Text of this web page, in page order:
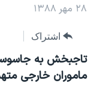
به
صفحه
جهش
به
آمریکا
جهان
ورزشی
گزیده‌ها
جدول برنامه ها
صفحه‌های ویژه
جام جهانی ۲۰۲۶
عملیات خشم
فرکانس‌های صدای
پخش رادیویی
۲۸ مهر ۱۳۸۸
اشتراک
تاجبخش به
ماموران خارجی